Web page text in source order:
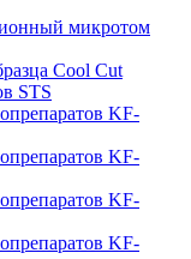
микротом
Cool Cut
STS
KF-
KF-
KF-
KF-